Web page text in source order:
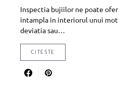
Inspectia bujiilor ne poate
intampla in interiorul unui
deviatia sau…
CITESTE